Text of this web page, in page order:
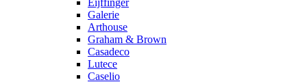
Eijffinger
Galerie
Arthouse
Graham & Brown
Casadeco
Lutece
Caselio